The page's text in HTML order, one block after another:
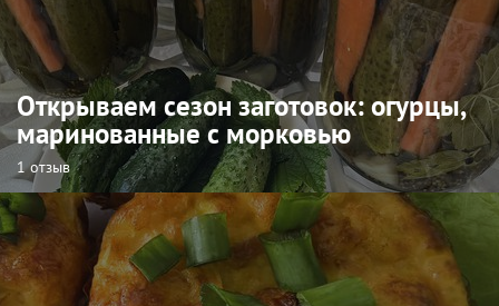
Открываем сезон заготовок: огурцы,
маринованные с морковью
1 отзыв